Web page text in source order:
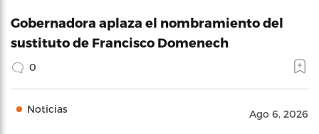
Gobernadora aplaza el nombramiento del
sustituto de Francisco Domenech
0
Noticias Ago 6, 2026